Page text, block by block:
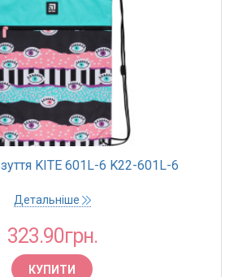
KITE 601L-6 K22-601L-6
Детальніше
323.90грн.
КУПИТИ